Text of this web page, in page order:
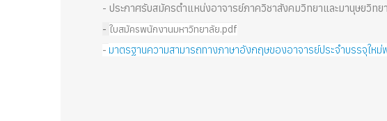
- ประกาศรับสมัครตำแหน่งอาจารย์ภาควิชาสังคมวิทยาและมานุษยวิท
- ใบสมัครพนักงานมหาวิทยาลัย.pdf
- มาตรฐานความสามารถทางภาษาอังกฤษของอาจารย์ประจำบรรจุให